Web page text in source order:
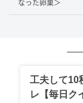
して一刻も早
かった私は、
談。すると、
れてしまった
なった卵巣＞
工夫して10
レ【毎日ク